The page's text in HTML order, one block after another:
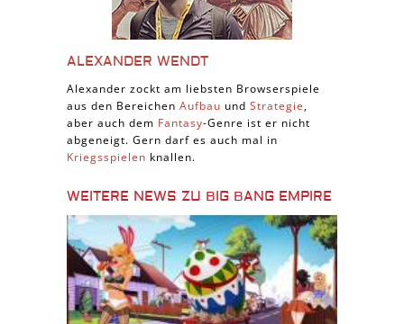
ALEXANDER WENDT
Alexander zockt am liebsten Browserspiele
aus den Bereichen Aufbau und Strategie,
aber auch dem Fantasy-Genre ist er nicht
abgeneigt. Gern darf es auch mal in
Kriegsspielen knallen.
WEITERE NEWS ZU BIG BANG EMPIRE